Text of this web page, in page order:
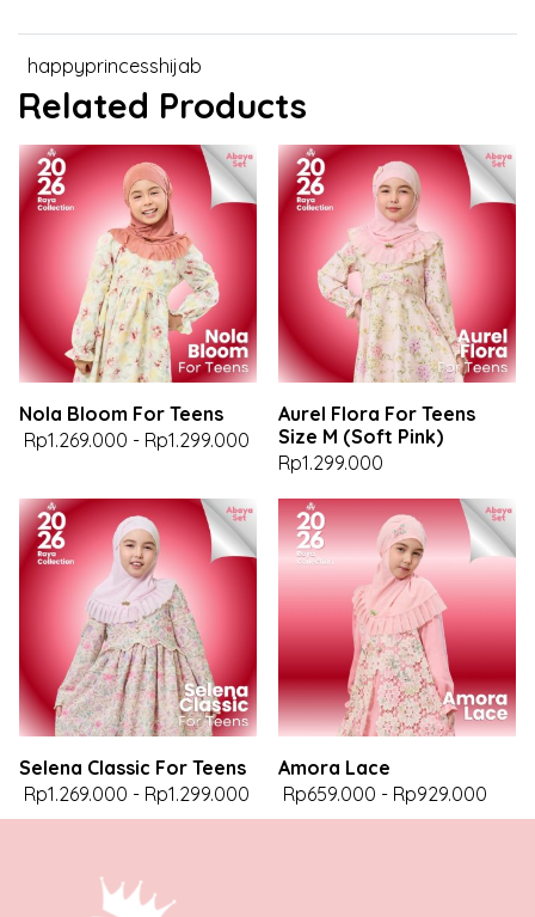
happyprincesshijab
Related Products
Nola Bloom For Teens
Rp1.269.000 - Rp1.299.000
Aurel Flora For Teens
Size M (Soft Pink)
Rp1.299.000
Selena Classic For Teens
Rp1.269.000 - Rp1.299.000
Amora Lace
Rp659.000 - Rp929.000